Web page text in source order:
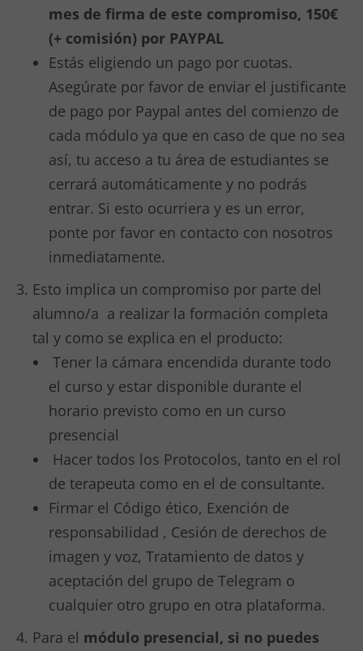
mes de firma de este compromiso, 150€
(+ comisión) por PAYPAL
Estás eligiendo un pago por cuotas.
Asegúrate por favor de enviar el justificante
de pago por Paypal antes del comienzo de
cada módulo ya que en caso de que no sea
así, tu acceso a tu área de estudiantes se
cerrará automáticamente y no podrás
entrar. Si esto ocurriera y es un error,
ponte por favor en contacto con nosotros
inmediatamente.
Esto implica un compromiso por parte del
alumno/a a realizar la formación completa
tal y como se explica en el producto:
Tener la cámara encendida durante todo
el curso y estar disponible durante el
horario previsto como en un curso
presencial
Hacer todos los Protocolos, tanto en el rol
de terapeuta como en el de consultante.
Firmar el Código ético, Exención de
responsabilidad , Cesión de derechos de
imagen y voz, Tratamiento de datos y
aceptación del grupo de Telegram o
cualquier otro grupo en otra plataforma.
Para el módulo presencial, si no puedes